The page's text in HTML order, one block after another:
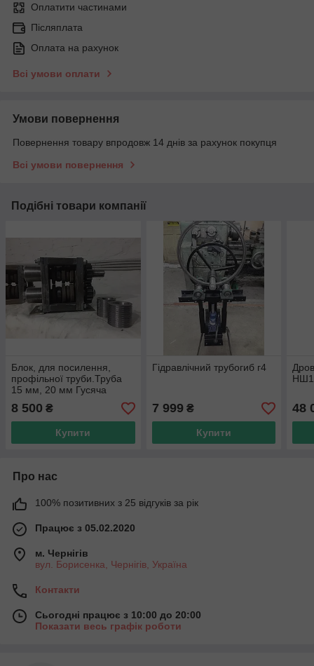
Оплатити частинами
Післяплата
Оплата на рахунок
Всі умови оплати
Умови повернення
Повернення товару впродовж 14 днів за рахунок покупця
Всі умови повернення
Подібні товари компанії
Блок, для посилення,
профільної труби.Труба
15 мм, 20 мм Гусяча
лапка.
8 500 ₴
Купити
Гідравлічний трубогиб г4
7 999₴
Купити
48
Про нас
100% позитивних з 25 відгуків за рік
Працює з 05.02.2020
м. Чернігів
вул. Борисенка, Чернігів, Україна
Контакти
Сьогодні працює з 10:00 до 20:00
Показати весь графік роботи